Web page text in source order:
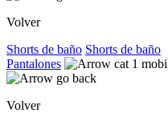
Volver
Shorts de baño Shorts de baño
Pantalones
Volver